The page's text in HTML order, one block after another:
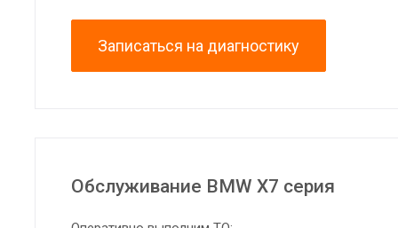
Записаться на диагностику
Обслуживание BMW X7 серия